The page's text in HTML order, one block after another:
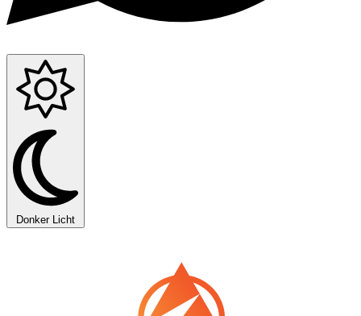
Donker Licht